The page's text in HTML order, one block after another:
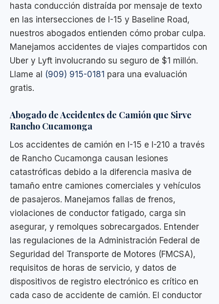
hasta conducción distraída por mensaje de texto
en las intersecciones de I-15 y Baseline Road,
nuestros abogados entienden cómo probar culpa.
Manejamos accidentes de viajes compartidos con
Uber y Lyft involucrando su seguro de $1 millón.
Llame al (909) 915-0181 para una evaluación
gratis.
Abogado de Accidentes de Camión que Sirve
Rancho Cucamonga
Los accidentes de camión en I-15 e I-210 a través
de Rancho Cucamonga causan lesiones
catastróficas debido a la diferencia masiva de
tamaño entre camiones comerciales y vehículos
de pasajeros. Manejamos fallas de frenos,
violaciones de conductor fatigado, carga sin
asegurar, y remolques sobrecargados. Entender
las regulaciones de la Administración Federal de
Seguridad del Transporte de Motores (FMCSA),
requisitos de horas de servicio, y datos de
dispositivos de registro electrónico es crítico en
cada caso de accidente de camión. El conductor